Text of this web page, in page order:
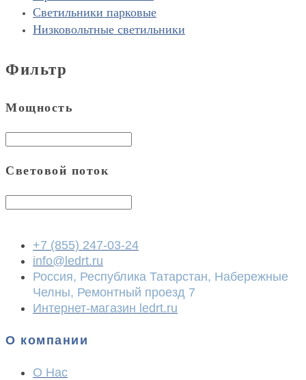
Светильники парковые
Низковольтные светильники
Фильтр
Мощность
Световой поток
+7 (855) 247-03-24
info@ledrt.ru
Россия, Республика Татарстан, Набережные
Челны, Ремонтный проезд 7
Интернет-магазин ledrt.ru
О компании
О Нас